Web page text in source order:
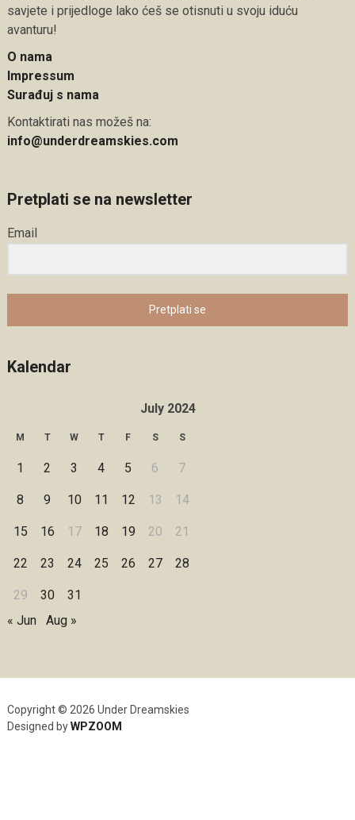
savjete i prijedloge lako ćeš se otisnuti u svoju iduću
avanturu!
O nama
Impressum
Surađuj s nama
Kontaktirati nas možeš na:
info@underdreamskies.com
Pretplati se na newsletter
Email
Pretplati se
Kalendar
July 2024
M T W T F S S
1 2 3 4 5 6 7
8 9 10 11 12 13 14
15 16 17 18 19 20 21
22 23 24 25 26 27 28
29 30
31
« Jun
Aug »
Copyright © 2026 Under Dreamskies
Designed byWPZOOM